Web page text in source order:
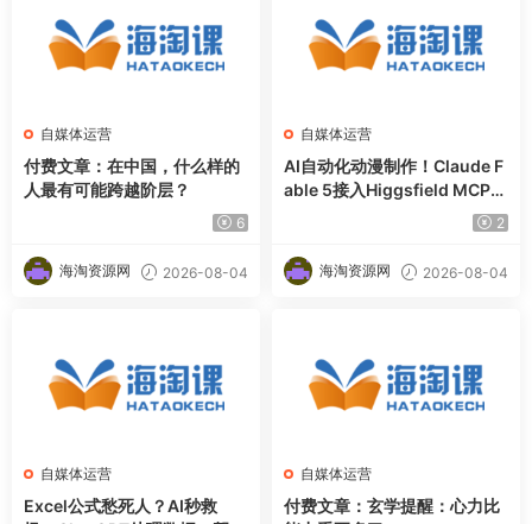
自媒体运营
付费文章：在中国，什么样的
人最有可能跨越阶层？
6
海淘资源网 2026-08-04
自媒体运营
AI自动化动漫制作！Claude F
able 5接入Higgsfield MCP，
2
海淘资源网 2026-08-04
自媒体运营
Excel公式愁死人？AI秒救
自媒体运营
付费文章：玄学提醒：心力比